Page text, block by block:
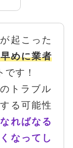
起こった
めに業者
です！
トラブル
る可能性
ればなる
なってし